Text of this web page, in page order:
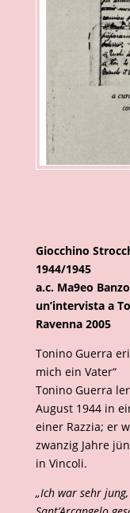
Giocchino
1944/1945
a.c. Ma9eo
un’intervista a
Ravenna 2005
Tonino Guerra
mich ein Vater“
Tonino Guerra
August 1944 in
einer Razzia; er
zwanzig Jahre
in Vincoli.
„Ich war sehr